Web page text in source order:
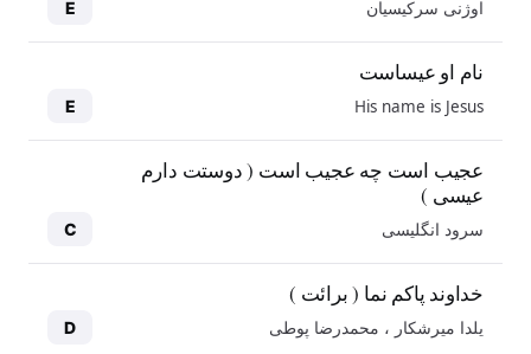
اوژنی سرکیسیان E
نام او عیساست
His name is Jesus
E
عجیب است چه عجیب است ( دوستت دارم
عیسی )
سرود انگلیسی C
خداوند پاکم نما ( برائت )
یلدا میرشکار ، محمدرضا پوطی D